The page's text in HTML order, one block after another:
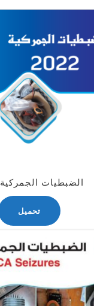
الضبطيات الجمركية 2022
تحميل